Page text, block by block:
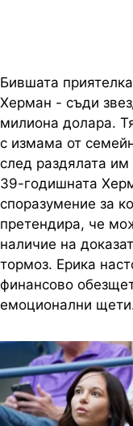
Бившата
Херман - съди
милиона долара.
с измама от
след раздялата
39-годишната
споразумение за
претендира, че
наличие на
тормоз. Ерика
финансово
емоционални